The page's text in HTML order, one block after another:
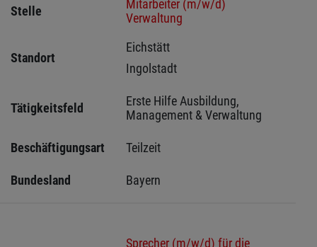
Stelle
Mitarbeiter (m/w/d)
Verwaltung
Standort
Eichstätt
Ingolstadt
Tätigkeitsfeld
Erste Hilfe Ausbildung,
Management & Verwaltung
Beschäftigungsart Teilzeit
Bundesland Bayern
Sprecher (m/w/d) für die